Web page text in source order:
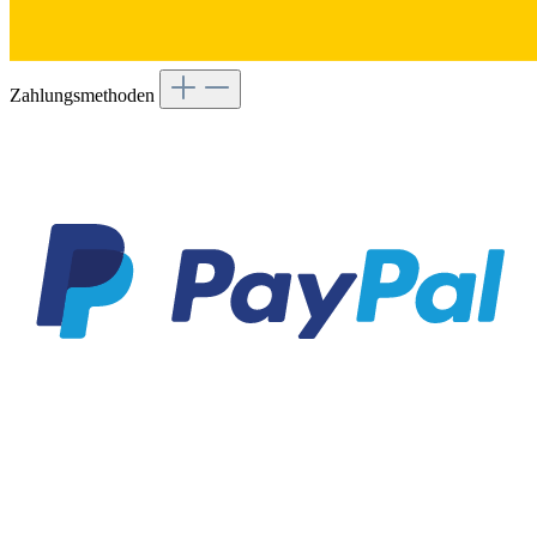
Zahlungsmethoden